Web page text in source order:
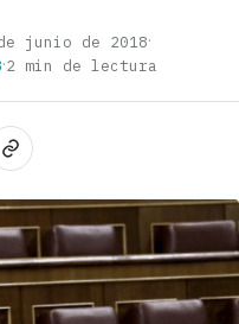
junio de 2018·
·2 min de lectura